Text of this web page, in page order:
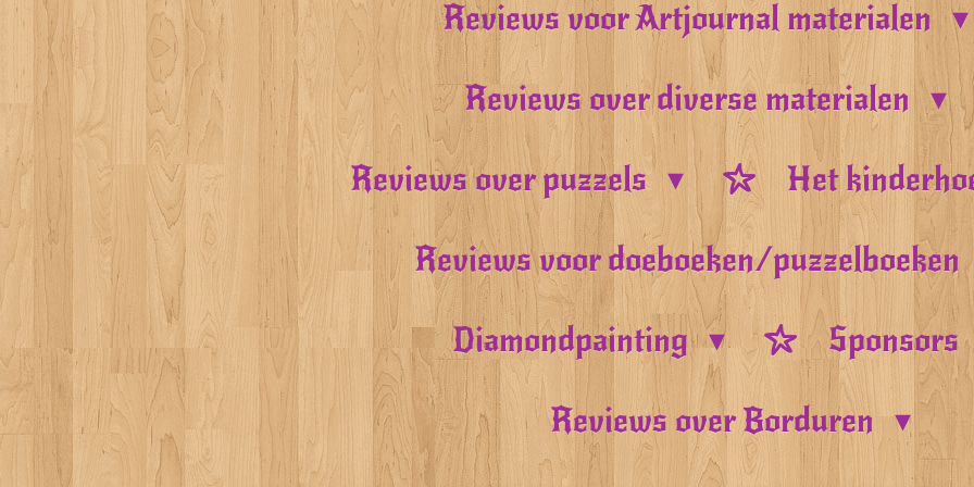
Reviews voor Artjournal materialen
Reviews over diverse materialen
Reviews over puzzels Het
Reviews voor doeboeken/puzzelboeken
Diamondpainting Sponsors
Reviews over Borduren